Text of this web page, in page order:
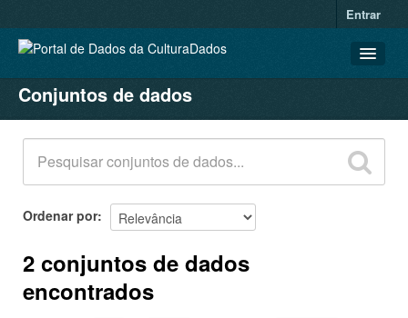
Entrar
CONJUNTOS DE DADOS
ORGANIZAÇÕES
GRUPOS
SOBRE
Conjuntos de dados
Ordenar por
2 conjuntos de dados
encontrados